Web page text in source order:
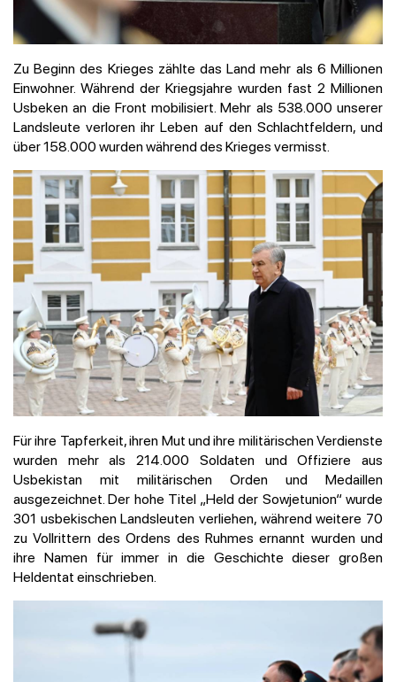
Zu Beginn des Krieges zählte das Land mehr als 6 Millionen
Einwohner. Während der Kriegsjahre wurden fast 2 Millionen
Usbeken an die Front mobilisiert. Mehr als 538.000 unserer
Landsleute verloren ihr Leben auf den Schlachtfeldern, und
über 158.000 wurden während des Krieges vermisst.
Für ihre Tapferkeit, ihren Mut und ihre militärischen Verdienste
wurden mehr als 214.000 Soldaten und Offiziere aus
Usbekistan mit militärischen Orden und Medaillen
ausgezeichnet. Der hohe Titel „Held der Sowjetunion“ wurde
301 usbekischen Landsleuten verliehen, während weitere 70
zu Vollrittern des Ordens des Ruhmes ernannt wurden und
ihre Namen für immer in die Geschichte dieser großen
Heldentat einschrieben.